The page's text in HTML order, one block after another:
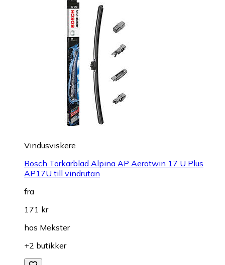
Vindusviskere
Bosch Torkarblad Alpina AP Aerotwin 17 U Plus
AP17U till vindrutan
fra
171 kr
hos Mekster
+2 butikker